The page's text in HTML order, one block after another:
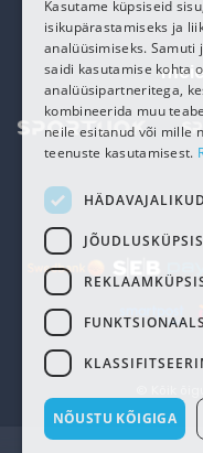
Kasutame küpsiseid
isikupärastamiseks ja
analüüsimiseks. Samuti
saidi kasutamise kohta
analüüsipartneritega,
kombineerida muu
neile esitanud või mille
teenuste kasutamisest.
NÕUSTU KÕIGIGA